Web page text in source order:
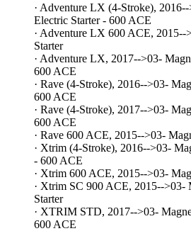
· Adventure LX (4-Stroke),
Electric Starter - 600 ACE
· Adventure LX 600 ACE, 2015--
Starter
· Adventure LX, 2017-->03-
600 ACE
· Rave (4-Stroke), 2016-->03-
600 ACE
· Rave (4-Stroke), 2017-->03-
600 ACE
· Rave 600 ACE, 2015-->03-
· Xtrim (4-Stroke), 2016-->03-
- 600 ACE
· Xtrim 600 ACE, 2015-->03-
· Xtrim SC 900 ACE, 2015-->03-
Starter
· XTRIM STD, 2017-->03-
600 ACE